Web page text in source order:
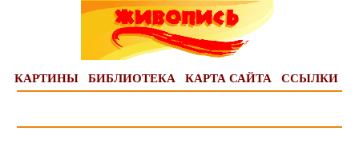
КАРТИНЫ БИБЛИОТЕКА КАРТА САЙТА ССЫЛКИ